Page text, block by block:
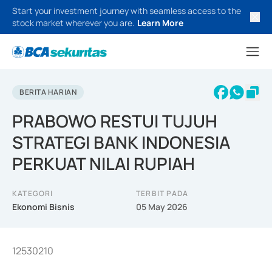
Start your investment journey with seamless access to the
stock market wherever you are. Learn More
BERITA HARIAN
PRABOWO RESTUI TUJUH
STRATEGI BANK INDONESIA
PERKUAT NILAI RUPIAH
KATEGORI
Ekonomi Bisnis
TERBIT PADA
05 May 2026
12530210